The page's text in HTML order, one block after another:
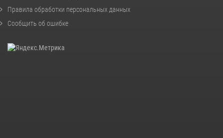
Правила обработки персональных данных
Сообщить об ошибке